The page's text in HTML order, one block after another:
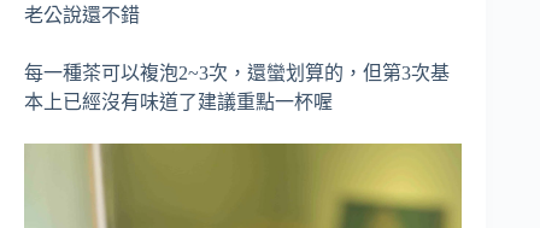
老公說還不錯
每一種茶可以複泡2~3次，還蠻划算的，但第3次基
本上已經沒有味道了建議重點一杯喔